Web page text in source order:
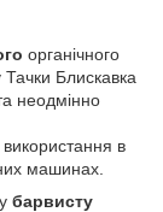
органічного
Блискавка
неодмінно
використання в
машинах.
барвисту